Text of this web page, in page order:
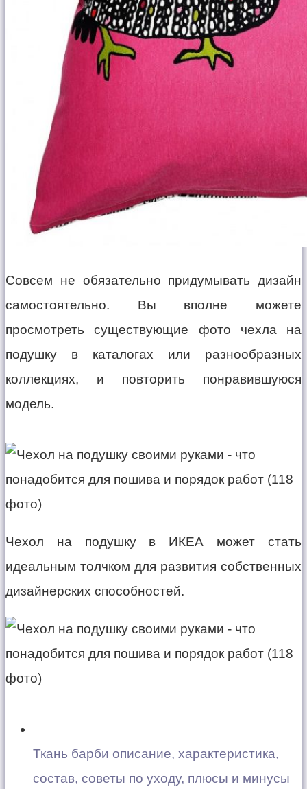
Совсем не обязательно придумывать дизайн
самостоятельно. Вы вполне можете
просмотреть существующие фото чехла на
подушку в каталогах или разнообразных
коллекциях, и повторить понравившуюся
модель.
Чехол на подушку в ИКЕА может стать
идеальным толчком для развития собственных
дизайнерских способностей.
Ткань барби описание, характеристика,
состав, советы по уходу, плюсы и минусы